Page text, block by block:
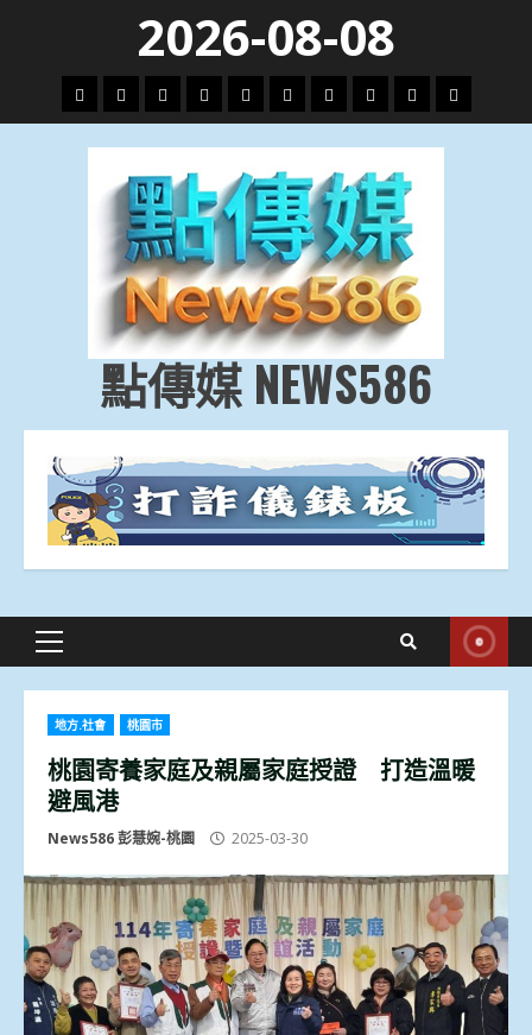
content
2026-08-08
頭
條
財
經
地
方.
會
文
教.
技
專
題
娛
樂
劇
政
治
國
際
運
動
生
活
點傳媒 NEWS586
Primary
地方.社會 桃園市
桃園寄養家庭及親屬家庭授證 打造溫暖
避風港
News586 彭慧婉-桃園 2025-03-30